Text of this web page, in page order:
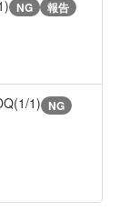
NG 報告
1) NG